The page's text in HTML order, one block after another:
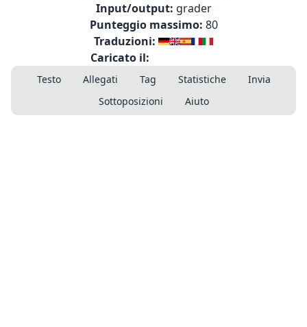
Input/output: grader
Punteggio massimo: 80
Traduzioni:
Caricato il:
Testo Allegati Tag Statistiche
Invia
Sottoposizioni
Aiuto